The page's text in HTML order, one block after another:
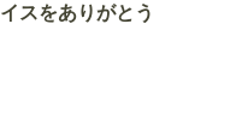
イスをありがとう